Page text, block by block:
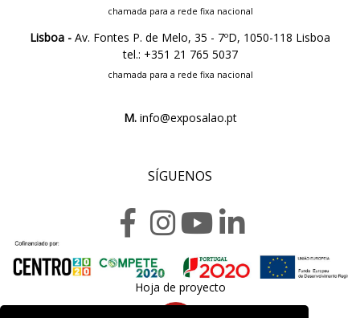
chamada para a rede fixa nacional
Lisboa - Av. Fontes P. de Melo, 35 - 7ºD, 1050-118 Lisboa
tel.: +351 21 765 5037
chamada para a rede fixa nacional
M.info@exposalao.pt
SÍGUENOS
Hoja de proyecto